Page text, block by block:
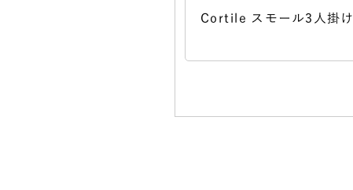
Cortile スモール3人掛け